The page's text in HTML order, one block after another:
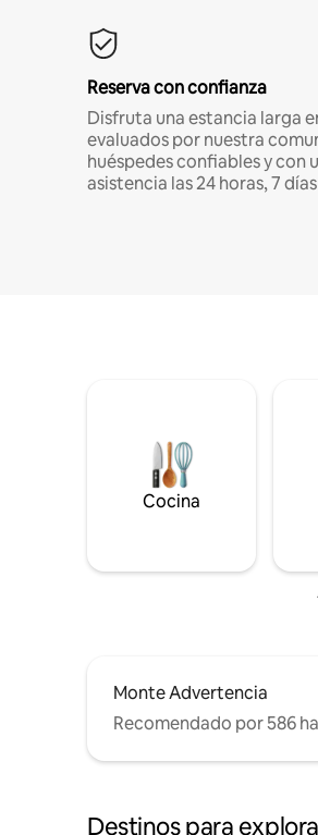
Reserva con confianza
Disfruta una estancia larga
evaluados por nuestra
huéspedes confiables y con
asistencia las 24 horas, 7
Cocina
Monte Advertencia
Recomendado por 586
Destinos para